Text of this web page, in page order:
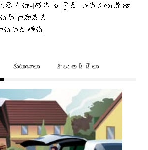
Iలోని ఈ రైడ్ ఎంపికలు మీరూ
కుటుంబాలు కారు అద్దెలు